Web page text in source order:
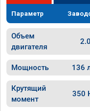
Параметр
Объем
двигателя
2.0
Мощность 136
Крутящий
момент
350